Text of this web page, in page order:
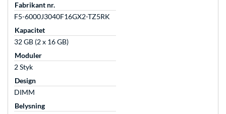
Fabrikant nr.
F5-6000J3040F16GX2-TZ5RK
Kapacitet
32 GB (2 x 16 GB)
Moduler
2 Styk
Design
DIMM
Belysning